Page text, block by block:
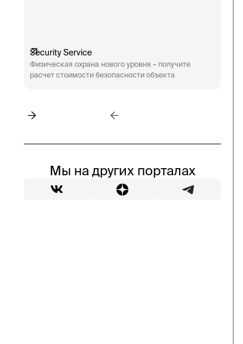
Security Service
Физическая охрана нового уровня – получите
расчет стоимости безопасности объекта
Мы на других порталах